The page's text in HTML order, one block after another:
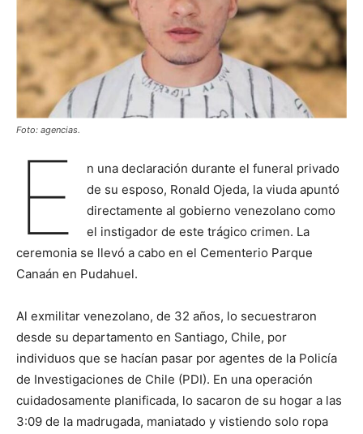
Foto: agencias.
E
n una declaración durante el funeral privado
de su esposo, Ronald Ojeda, la viuda apuntó
directamente al gobierno venezolano como
el instigador de este trágico crimen. La
ceremonia se llevó a cabo en el Cementerio Parque
Canaán en Pudahuel.
Al exmilitar venezolano, de 32 años, lo secuestraron
desde su departamento en Santiago, Chile, por
individuos que se hacían pasar por agentes de la Policía
de Investigaciones de Chile (PDI). En una operación
cuidadosamente planificada, lo sacaron de su hogar a las
3:09 de la madrugada, maniatado y vistiendo solo ropa